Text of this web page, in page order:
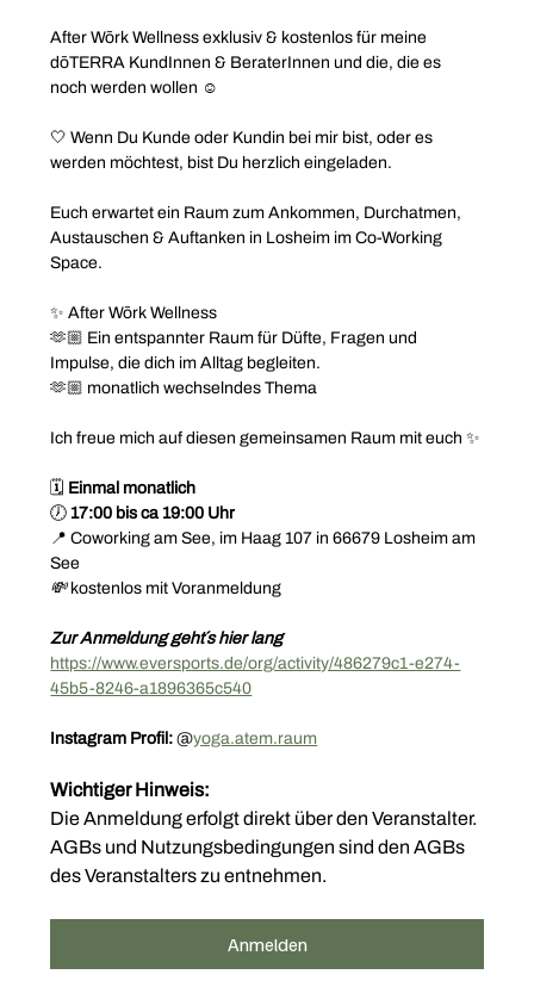
After Wōrk Wellness exklusiv & kostenlos für meine
dōTERRA KundInnen & BeraterInnen und die, die es
noch werden wollen ☺️
🤍 Wenn Du Kunde oder Kundin bei mir bist, oder es
werden möchtest, bist Du herzlich eingeladen.
Euch erwartet ein Raum zum Ankommen, Durchatmen,
Austauschen & Auftanken in Losheim im Co-Working
Space.
✨ After Wōrk Wellness
🫶🏼 Ein entspannter Raum für Düfte, Fragen und
Impulse, die dich im Alltag begleiten.
🫶🏼 monatlich wechselndes Thema
Ich freue mich auf diesen gemeinsamen Raum mit euch ✨
🗓️ Einmal monatlich
🕖 17:00 bis ca 19:00 Uhr
📍 Coworking am See, im Haag 107 in 66679 Losheim am
See
💸 kostenlos mit Voranmeldung
Zur Anmeldung geht´s hier lang
https://www.eversports.de/org/activity/486279c1-e274-
45b5-8246-a1896365c540
Instagram Profil: @yoga.atem.raum
Wichtiger Hinweis:
Die Anmeldung erfolgt direkt über den Veranstalter.
AGBs und Nutzungsbedingungen sind den AGBs
des Veranstalters zu entnehmen.
Anmelden